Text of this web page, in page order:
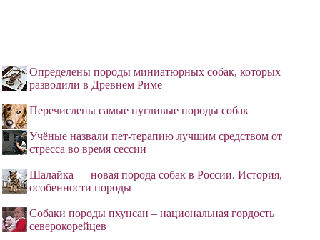
Определены породы миниатюрных собак, которых
разводили в Древнем Риме
Перечислены самые пугливые породы собак
Учёные назвали пет-терапию лучшим средством от
стресса во время сессии
Шалайка — новая порода собак в России. История,
особенности породы
Собаки породы пхунсан – национальная гордость
северокорейцев